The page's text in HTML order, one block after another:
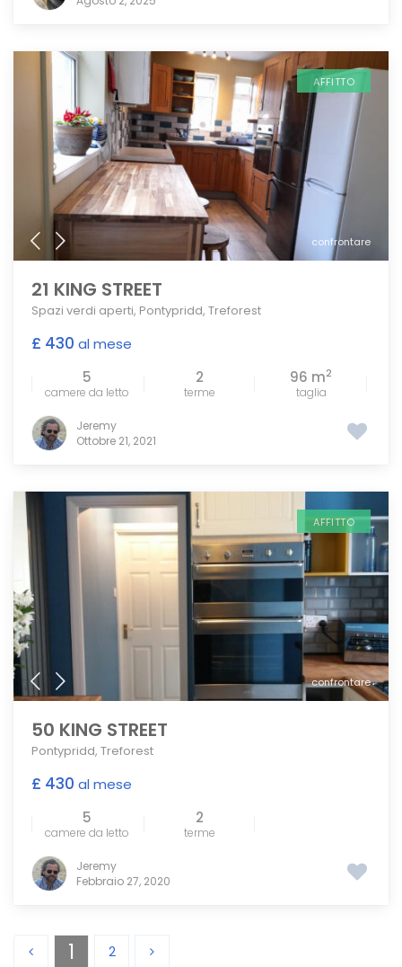
confrontare
AFFITTO
21 KING STREET
Spazi verdi aperti, Pontypridd, Treforest
£ 430 al mese
5
camere da letto
2
terme
96 m2
taglia
Jeremy
Ottobre 21, 2021
confrontare
AFFITTO
50 KING STREET
Pontypridd, Treforest
£ 430 al mese
5
camere da letto
2
terme
Jeremy
Febbraio 27, 2020
1 2